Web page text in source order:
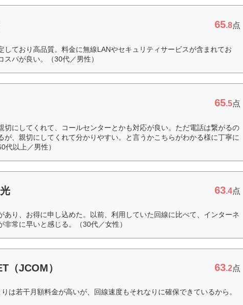
65.8点
しており高品質。料金に無線LANやセキュリティサービスが含まれてお
スパが良い。（30代／男性）
65.5点
切にしてくれて、コールセンターとかも対応が良い。ただ電話は繋がるの
が、親切にしてくれて分かりやすい。と言うかこちらがわかる様に丁寧に
代以上／男性）
63.4点
あり、お得に申し込めた。以前、利用していた回線に比べて、インターネ
非常に早いと感じる。（30代／女性）
（JCOM） 63.2点
は若干月額料金が高いが、回線速度もそれなりに確保できているから。